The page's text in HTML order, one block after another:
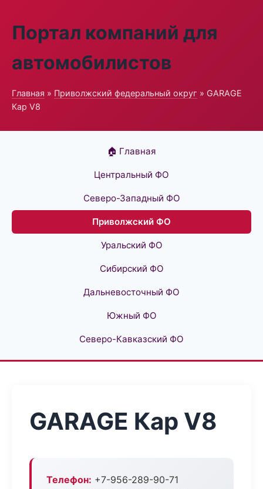
Портал компаний для
автомобилистов
Главная » Приволжский федеральный округ » GARAGE
Кар V8
🏠 Главная
Центральный ФО
Северо-Западный ФО
Приволжский ФО
Уральский ФО
Сибирский ФО
Дальневосточный ФО
Южный ФО
Северо-Кавказский ФО
GARAGE Кар V8
Телефон: +7-956-289-90-71